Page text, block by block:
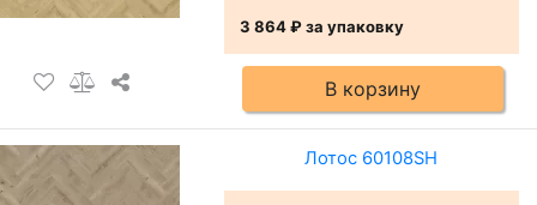
3 864 ₽за упаковку
В корзину
Лотос 60108SH